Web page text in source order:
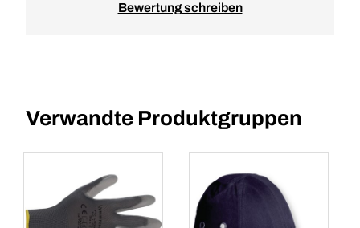
Bewertung schreiben
Verwandte Produktgruppen